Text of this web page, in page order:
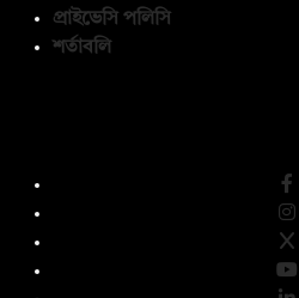
প্রাইভেসি পলিসি
শর্তাবলি